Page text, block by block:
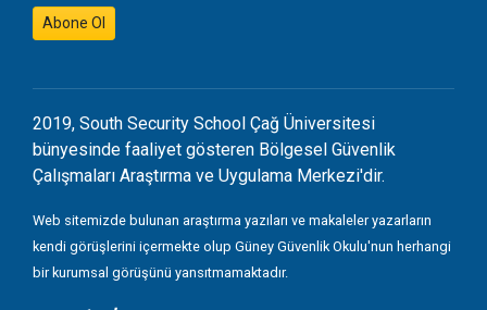
Abone Ol
2019, South Security School Çağ Üniversitesi
bünyesinde faaliyet gösteren Bölgesel Güvenlik
Çalışmaları Araştırma ve Uygulama Merkezi'dir.
Web sitemizde bulunan araştırma yazıları ve makaleler yazarların
kendi görüşlerini içermekte olup Güney Güvenlik Okulu'nun herhangi
bir kurumsal görüşünü yansıtmamaktadır.